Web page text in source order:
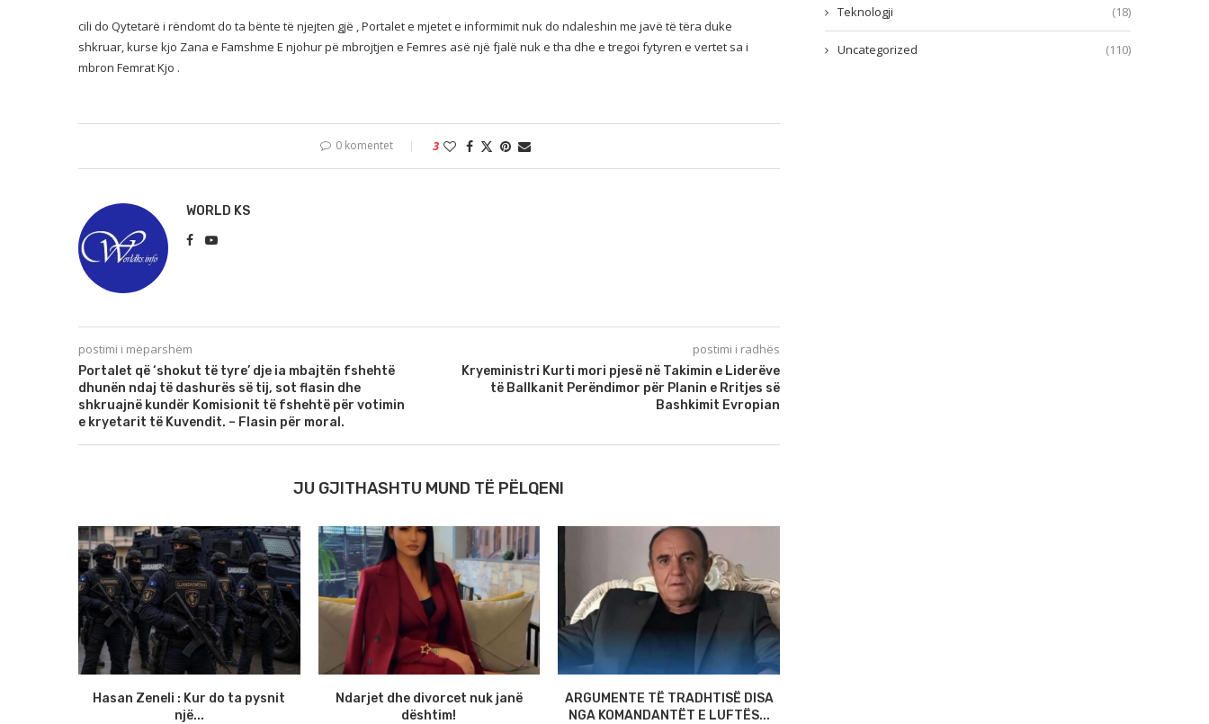
cili do Qytetarë i rëndomt do ta bënte të njejten gjë , Portalet e mjetet e informimit nuk do ndaleshin me javë të tëra duke
shkruar, kurse kjo Zana e Famshme E njohur pë mbrojtjen e Femres asë një fjalë nuk e tha dhe e tregoi fytyren e vertet sa i
mbron Femrat Kjo .
0 komentet 3
WORLD KS
postimi i mëparshëm
Portalet që ‘shokut të tyre’ dje ia mbajtën fshehtë
dhunën ndaj të dashurës së tij, sot flasin dhe
shkruajnë kundër Komisionit të fshehtë për votimin
e kryetarit të Kuvendit. – Flasin për moral.
postimi i radhës
Kryeministri Kurti mori pjesë në Takimin e Liderëve
të Ballkanit Perëndimor për Planin e Rritjes së
Bashkimit Evropian
JU GJITHASHTU MUND TË PËLQENI
Hasan Zeneli : Kur do ta pysnit
një...
Ndarjet dhe divorcet nuk janë
dështim!
ARGUMENTE TË TRADHTISË DISA
NGA KOMANDANTËT E LUFTËS...
Teknologji (18)
Uncategorized (110)